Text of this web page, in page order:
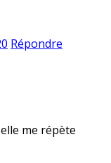
Répondre
elle me répète